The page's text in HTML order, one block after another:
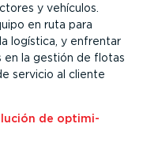
y vehículos.
en ruta para
logística, y enfrentar
en la gestión de flotas
servicio al cliente
de optimi­